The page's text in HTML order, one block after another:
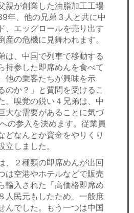
親が創業した油脂加工工場
年、他の兄弟３人と共に中
、エッグロールを売り出す
産の危機に見舞われます。
は、中国で列車で移動する
持参した即席めんを食べて
他の乗客たちが興味を示
のか？」と質問を受けるこ
。嗅覚の鋭い４兄弟は、中
大な需要があることに気づ
の参入を決めます。従業員
どなんとか資金をやりくり
立しました。
、２種類の即席めんが出回
は空港やホテルなどで販売
輸入された「高価格即席め
人民元もしたため、一般庶
んでした。もう一つは中国